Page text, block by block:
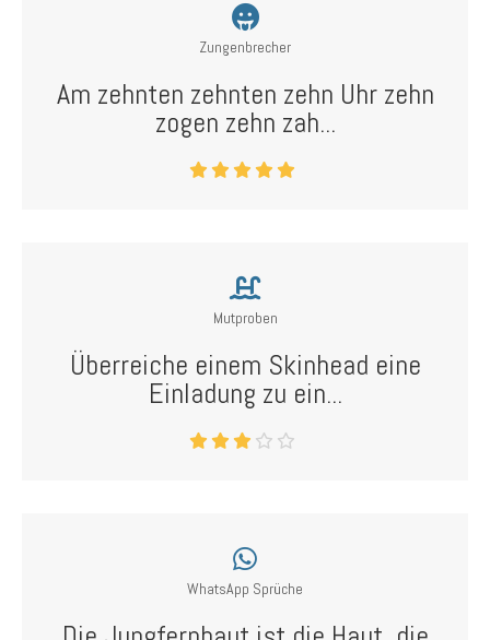
Zungenbrecher
Am zehnten zehnten zehn Uhr zehn
zogen zehn zah...
Mutproben
Überreiche einem Skinhead eine
Einladung zu ein...
WhatsApp Sprüche